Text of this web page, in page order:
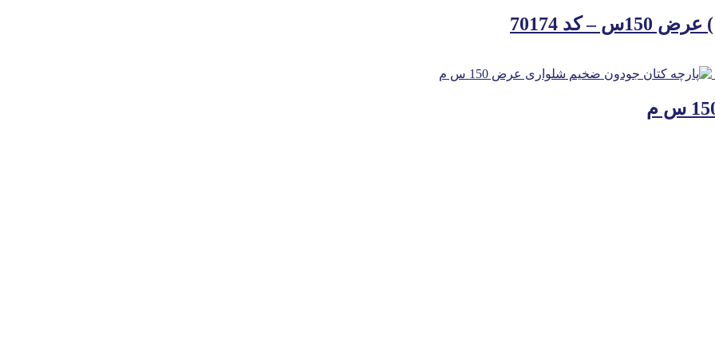
70174